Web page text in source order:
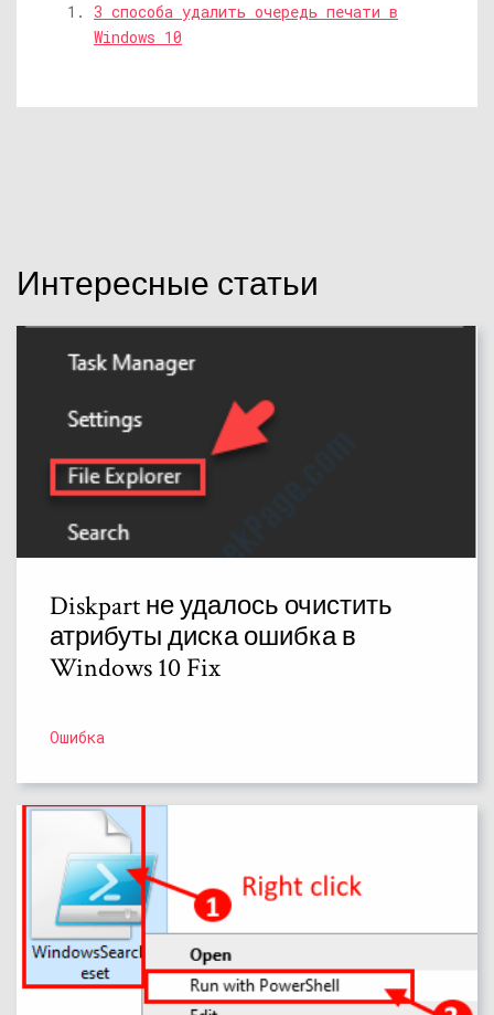
3 способа удалить очередь печати в
Windows 10
Интересные статьи
Diskpart не удалось очистить
атрибуты диска ошибка в
Windows 10 Fix
Ошибка